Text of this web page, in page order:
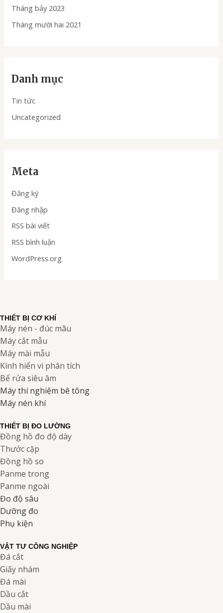
Tháng bảy 2023
Tháng mười hai 2021
Danh mục
Tin tức
Uncategorized
Meta
Đăng ký
Đăng nhập
RSS bài viết
RSS bình luận
WordPress.org
THIẾT BỊ CƠ KHÍ
Máy nén - đúc mãu
Máy cắt mẫu
Máy mài mẫu
Kính hiển vi phân tích
Bể rửa siêu âm
Máy thí nghiệm bê tông
Máy nén khí
THIẾT BỊ ĐO LƯỜNG
Đồng hồ đo độ dày
Thước cặp
Đồng hồ so
Panme trong
Panme ngoài
Đo độ sâu
Dưỡng đo
Phụ kiện
VẬT TƯ CÔNG NGHIỆP
Đá cắt
Giấy nhám
Đá mài
Dầu cắt
Dầu mài